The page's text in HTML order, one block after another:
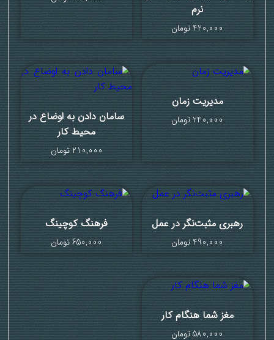
نرم
420,000 تومان
مدیریت زمان
240,000 تومان
سامان دادن به اوضاع در
محیط کار
210,000تومان
رهبری مثبت‌نگر در عمل
490,000 تومان
فرهنگ کوچینگ
650,000تومان
مغز شما هنگام کار
580,000تومان